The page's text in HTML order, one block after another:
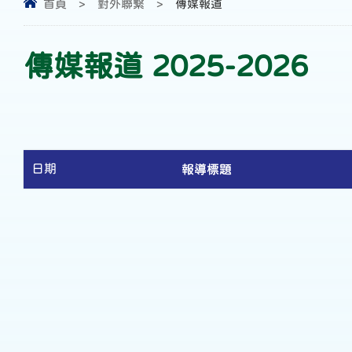
首頁 > 對外聯繫 > 傳媒報道
傳媒報道 2025-2026
日期 報導標題